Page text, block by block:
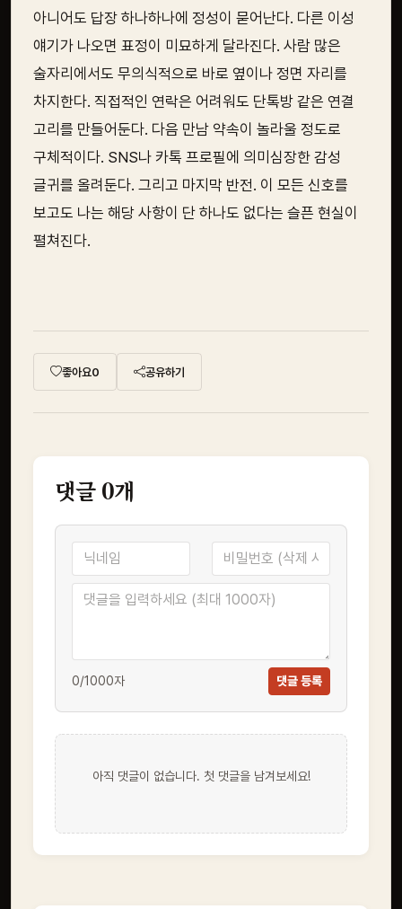
아니어도 답장 하나하나에 정성이 묻어난다. 다른 이성
얘기가 나오면 표정이 미묘하게 달라진다. 사람 많은
술자리에서도 무의식적으로 바로 옆이나 정면 자리를
차지한다. 직접적인 연락은 어려워도 단톡방 같은 연결
고리를 만들어둔다. 다음 만남 약속이 놀라울 정도로
구체적이다. SNS나 카톡 프로필에 의미심장한 감성
글귀를 올려둔다. 그리고 마지막 반전. 이 모든 신호를
보고도 나는 해당 사항이 단 하나도 없다는 슬픈 현실이
펼쳐진다.
좋아요0 공유하기
댓글 0개
0/1000자 댓글 등록
아직 댓글이 없습니다. 첫 댓글을 남겨보세요!